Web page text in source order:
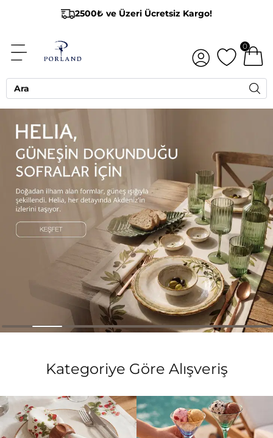
2500₺ ve Üzeri Ücretsiz Kargo!
0
Kategoriye Göre Alışveriş